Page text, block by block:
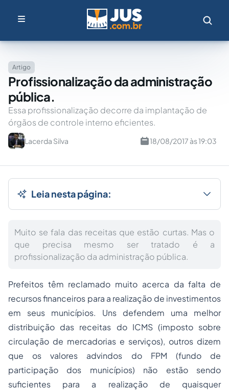
Artigo
Profissionalização da administração
pública.
Essa profissionalização decorre da implantação de
órgãos de controle interno eficientes.
Lacerda Silva 18/08/2017 às 19:03
Leia nesta página:
Muito se fala das receitas que estão curtas. Mas o
que precisa mesmo ser tratado é a
profissionalização da administração pública.
Prefeitos têm reclamado muito acerca da falta de
recursos financeiros para a realização de investimentos
em seus municípios. Uns defendem uma melhor
distribuição das receitas do ICMS (imposto sobre
circulação de mercadorias e serviços), outros dizem
que os valores advindos do FPM (fundo de
participação dos municípios) não estão sendo
suficientes para a realização de quaisquer